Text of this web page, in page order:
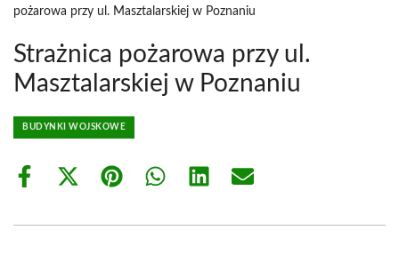
pożarowa przy ul. Masztalarskiej w Poznaniu
Strażnica pożarowa przy ul.
Masztalarskiej w Poznaniu
BUDYNKI WOJSKOWE
Share
Share
(Twitter)
Share Share Share Share